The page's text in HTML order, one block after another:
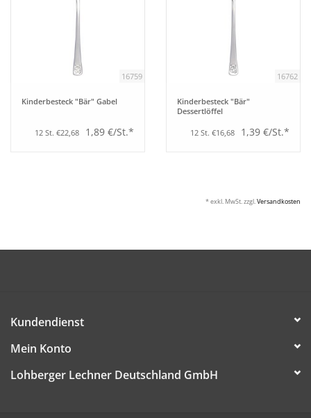
Küchentechnik
Küchenmöbel
16759
Kinderbesteck "Bär" Gabel
12 St. €22,68 1,89 €/St.*
16762
Kinderbesteck "Bär"
Dessertlöffel
12 St. €16,68 1,39 €/St.*
* exkl. MwSt. zzgl.Versandkosten
Kundendienst
Mein Konto
Lohberger Lechner Deutschland GmbH